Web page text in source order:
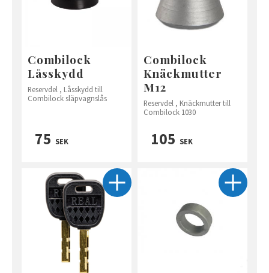
Combilock
Låsskydd
Reservdel , Låsskydd till
Combilock släpvagnslås
75 SEK
Combilock
Knäckmutter
M12
Reservdel , Knäckmutter till
Combilock 1030
105 SEK